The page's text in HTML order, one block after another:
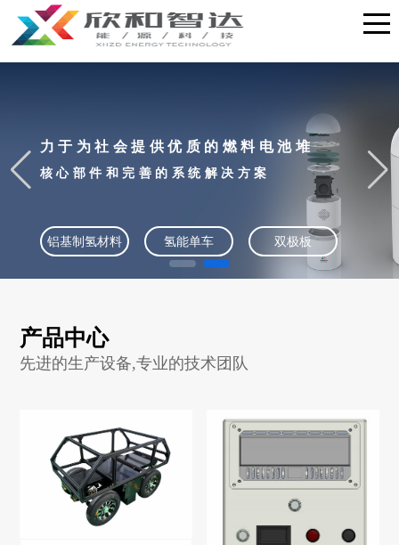
力于为社会提供优质的燃料电池堆
核心部件和完善的系统解决方案
铝基制氢材料 氢能单车 双极板
产品中心
先进的生产设备,专业的技术团队